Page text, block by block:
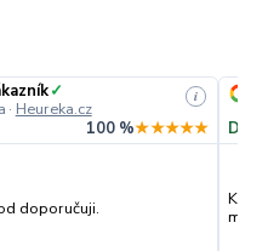
✓
· Heureka.cz
i
100 %★★★★★
doporučuji.